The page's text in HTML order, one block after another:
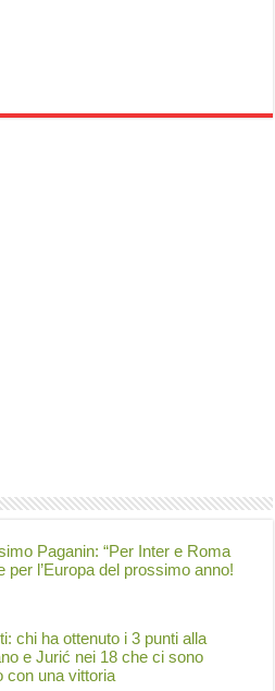
Paganin: “Per Inter e Roma
l’Europa del prossimo anno!
chi ha ottenuto i 3 punti alla
e Jurić nei 18 che ci sono
con una vittoria